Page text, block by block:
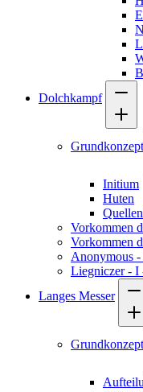
Dolchkampf
Grundkonzept
Initium
Huten
Vorkommen
Vorkommen
Anonymous
Liegniczer -
Langes Messer
Grundkonzept